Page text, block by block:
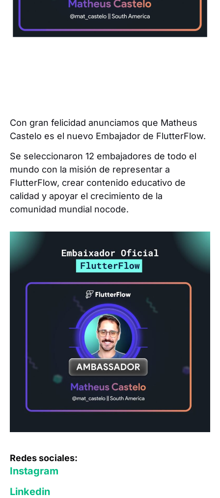
Con gran felicidad anunciamos que Matheus
Castelo es el nuevo Embajador de FlutterFlow.
Se seleccionaron 12 embajadores de todo el
mundo con la misión de representar a
FlutterFlow, crear contenido educativo de
calidad y apoyar el crecimiento de la
comunidad mundial nocode.
Redes sociales:
Instagram
Linkedin